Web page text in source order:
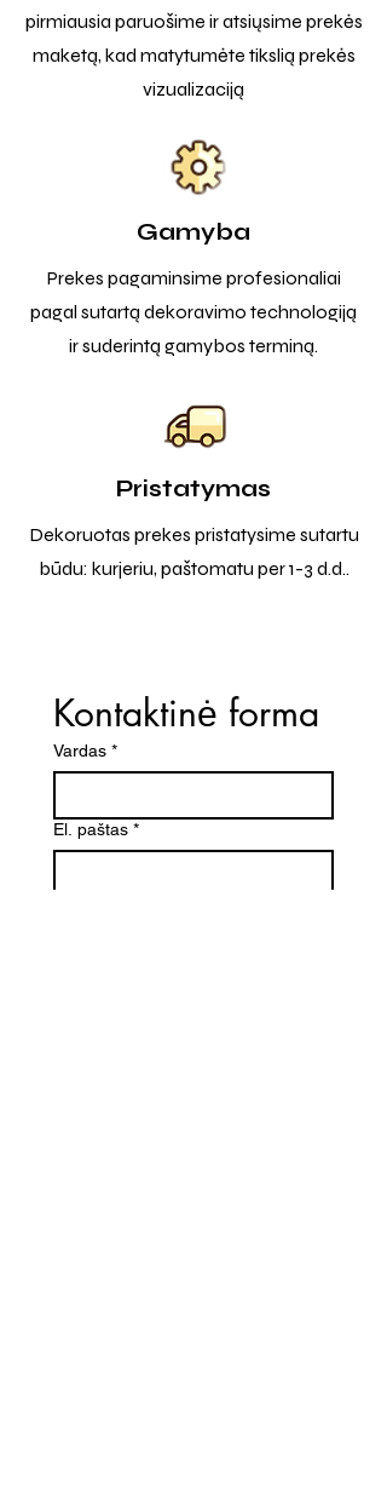
pirmiausia paruošime ir atsiųsime prekės
maketą, kad matytumėte tikslią prekės
vizualizaciją
Gamyba
Prekes pagaminsime profesionaliai
pagal sutartą dekoravimo technologiją
ir suderintą gamybos terminą.
Pristatymas
Dekoruotas prekes pristatysime sutartu
būdu: kurjeriu, paštomatu per 1-3 d.d..
Kontaktinė forma
Vardas *
El. paštas *